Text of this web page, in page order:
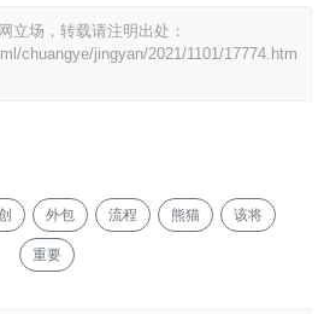
立场，转载请注明出处：
chuangye/jingyan/2021/1101/17774.htm
外包 流程 熊猫 该将
重要